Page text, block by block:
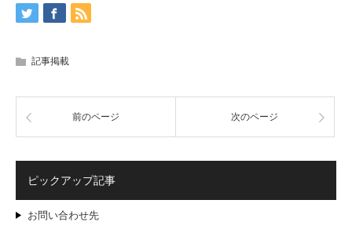
記事掲載
前のページ 次のページ
ピックアップ記事
お問い合わせ先